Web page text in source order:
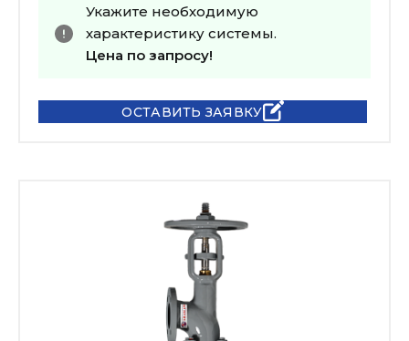
Укажите необходимую
характеристику системы.
Цена по запросу!
ОСТАВИТЬ ЗАЯВКУ